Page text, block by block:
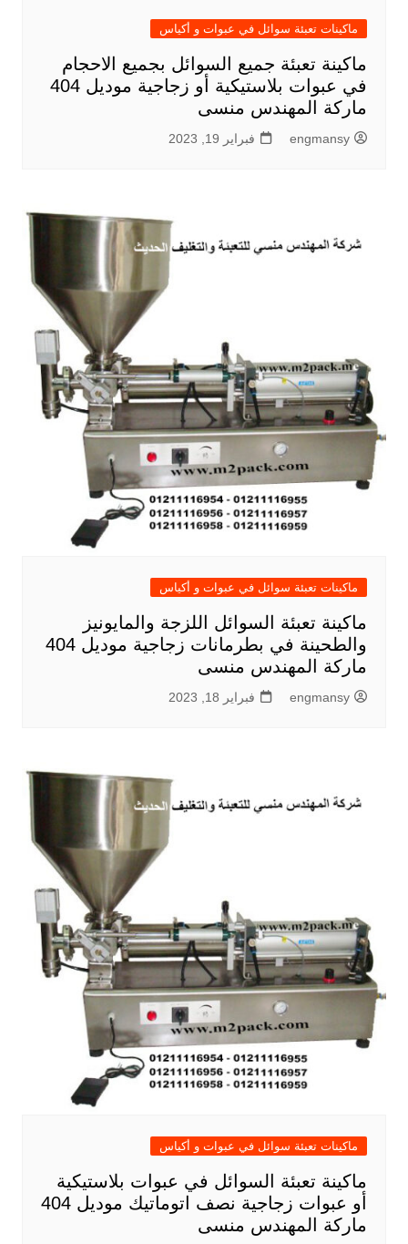
ماكينات تعبئة سوائل في عبوات و أكياس
ماكينة تعبئة جميع السوائل بجميع الاحجام
في عبوات بلاستيكية أو زجاجية موديل 404
ماركة المهندس منسى
engmansy فبراير 19, 2023
ماكينات تعبئة سوائل في عبوات و أكياس
ماكينة تعبئة السوائل اللزجة والمايونيز
والطحينة في بطرمانات زجاجية موديل 404
ماركة المهندس منسى
engmansy فبراير 18, 2023
ماكينات تعبئة سوائل في عبوات و أكياس
ماكينة تعبئة السوائل في عبوات بلاستيكية
أو عبوات زجاجية نصف اتوماتيك موديل 404
ماركة المهندس منسى